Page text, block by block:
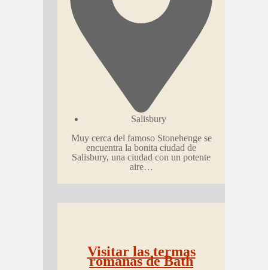
Salisbury
Muy cerca del famoso Stonehenge se
encuentra la bonita ciudad de
Salisbury, una ciudad con un potente
aire…
Visitar las termas
romanas de Bath